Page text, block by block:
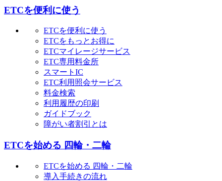
ETCを便利に使う
ETCを便利に使う
ETCをもっとお得に
ETCマイレージサービス
ETC専用料金所
スマートIC
ETC利用照会サービス
料金検索
利用履歴の印刷
ガイドブック
障がい者割引とは
ETCを始める 四輪・二輪
ETCを始める 四輪・二輪
導入手続きの流れ